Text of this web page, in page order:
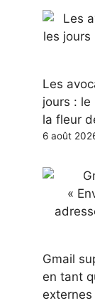
Les
jours :
la fleur
6 août
Gmail
en tant